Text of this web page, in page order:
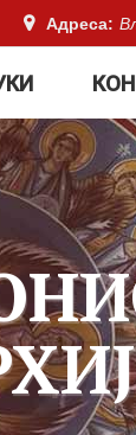
Адреса: